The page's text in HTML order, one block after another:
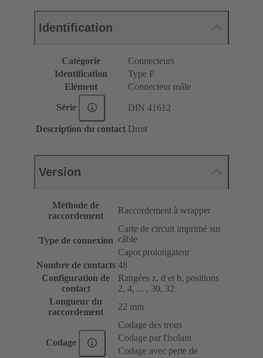
Identification
Catégorie
Connecteurs
Identification
Type F
Elément
Connecteur mâle
Série DIN 41612
Description du contact Droit
Version
Méthode de
raccordement
Raccordement à wrapper
Type de connexion
Carte de circuit imprimé sur
câble
Capot prolongateur
Nombre de contacts 48
Configuration de
contact
Rangées z, d et b, positions
2, 4, ... , 30, 32
Longueur du
raccordement
22 mm
Codage
Codage des trous
Codage par l'isolant
Codage avec perte de